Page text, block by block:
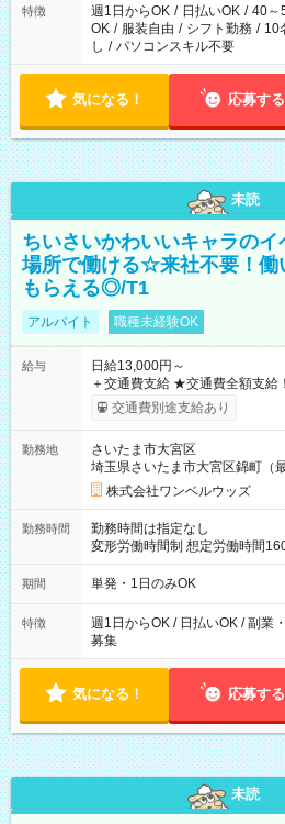
特徴 週1日からOK / 日払いOK / 40～
OK / 服装自由 / シフト勤務 / 10
し / パソコンスキル不要
気になる！ 応募する
未読
ちいさいかわいいキャラの
場所で働ける☆来社不要！働
もらえる◎/T1
アルバイト 職種未経験OK
給与
日給13,000円～
＋交通費支給 ★交通費全額支給！ ┗案件により規定あり ★日払
いOK！（規定あり） ┗働いた
ンビニATMから 日払い分を引き落とせま
交通費別途支給あり
勤務地
さいたま市大宮区
埼玉県さいたま市大宮区錦町（
株式会社ワンベルウッズ
勤務時間
勤務時間は指定なし
変形労働時間制 想定労働時間160時間/月 【シフト
～21：00
期間 単発・1日のみOK
特徴
週1日からOK / 日払いOK / 副業
募集
気になる！ 応募する
未読